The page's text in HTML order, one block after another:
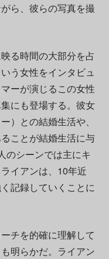
ら、彼らの写真を撮
る時間の大部分を占
う女性をインタビュ
ーが演じるこの女性
にも登場する。彼女
）との結婚生活や、
ことが結婚生活に与
のシーンでは主にキ
イアンは、10年近
記録していくことに
チを的確に理解して
明らかだ。ライアン